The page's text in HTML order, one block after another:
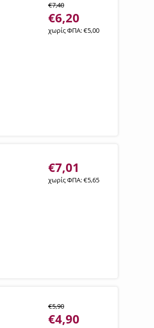
€7,40
€6,20
χωρίς ΦΠΑ:€5,00
€7,01
χωρίς ΦΠΑ:€5,65
€5,90
€4,90